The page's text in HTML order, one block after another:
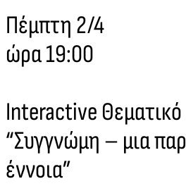
Πέμπτη 2/4
ώρα 19:00
Interactive
“Συγγνώμη – μια
έννοια”